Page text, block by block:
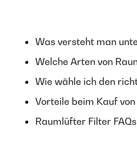
Was versteht man
Welche Arten von
Wie wähle ich den
Vorteile beim Kauf
Raumlüfter Filter FAQs